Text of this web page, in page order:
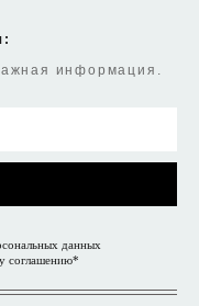
информация.
данных
соглашению*